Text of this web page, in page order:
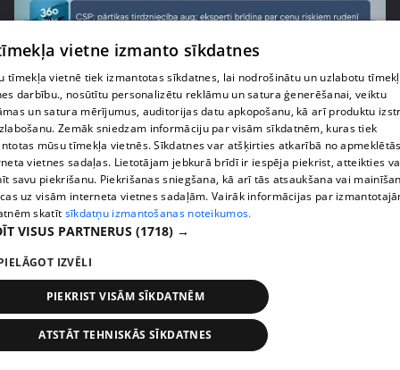
Pārtiku pērkam vairāk, bet vai “zemo cenu grozs”
tiešām samazina kopējo čeku?
408. epizode
pirms 1 nedēļas, 1 dienas
vietne izmanto sīkdatnes
tīmekļa vietnē tiek izmantotas sīkdatnes, lai nodrošinātu un uzlabotu
darbību., nosūtītu personalizētu reklāmu un satura ģenerēšanai, veiktu
un satura mērījumus, auditorijas datu apkopošanu, kā arī produktu
Zemāk sniedzam informāciju par visām sīkdatnēm, kuras tiek
mūsu tīmekļa vietnēs. Sīkdatnes var atšķirties atkarībā no
vietnes sadaļas. Lietotājam jebkurā brīdī ir iespēja piekrist, atteikties
savu piekrišanu. Piekrišanas sniegšana, kā arī tās atsaukšana vai
uz visām interneta vietnes sadaļām. Vairāk informācijas par
skatīt sīkdatņu izmantošanas noteikumos.
VISUS PARTNERUS (1718) →
IZVĒLI
PIEKRIST VISĀM SĪKDATNĒM
ATSTĀT TEHNISKĀS SĪKDATNES